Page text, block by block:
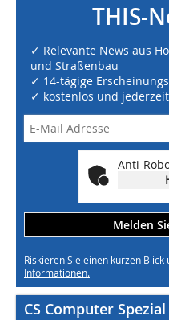
THIS-
✓ Relevante News aus
und Straßenbau
✓ 14-tägige
✓ kostenlos und
Anti-
Melden
Riskieren Sie einen kurzen
Informationen.
CS Computer Spezial